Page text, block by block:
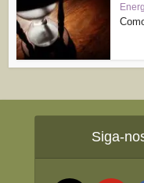
Siga-